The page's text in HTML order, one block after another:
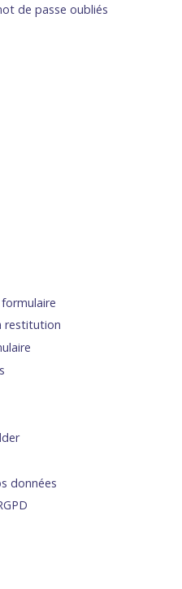
de passe oubliés
restitution
données